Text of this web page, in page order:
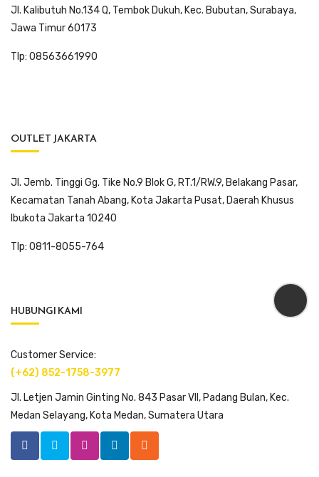
Jl. Kalibutuh No.134 Q, Tembok Dukuh, Kec. Bubutan, Surabaya,
Jawa Timur 60173
Tlp: 08563661990
OUTLET JAKARTA
Jl. Jemb. Tinggi Gg. Tike No.9 Blok G, RT.1/RW.9, Belakang Pasar,
Kecamatan Tanah Abang, Kota Jakarta Pusat, Daerah Khusus
Ibukota Jakarta 10240
Tlp: 0811-8055-764
HUBUNGI KAMI
Customer Service:
(+62) 852-1758-3977
Jl. Letjen Jamin Ginting No. 843 Pasar VII, Padang Bulan, Kec.
Medan Selayang, Kota Medan, Sumatera Utara